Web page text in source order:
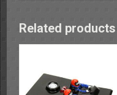
Related products